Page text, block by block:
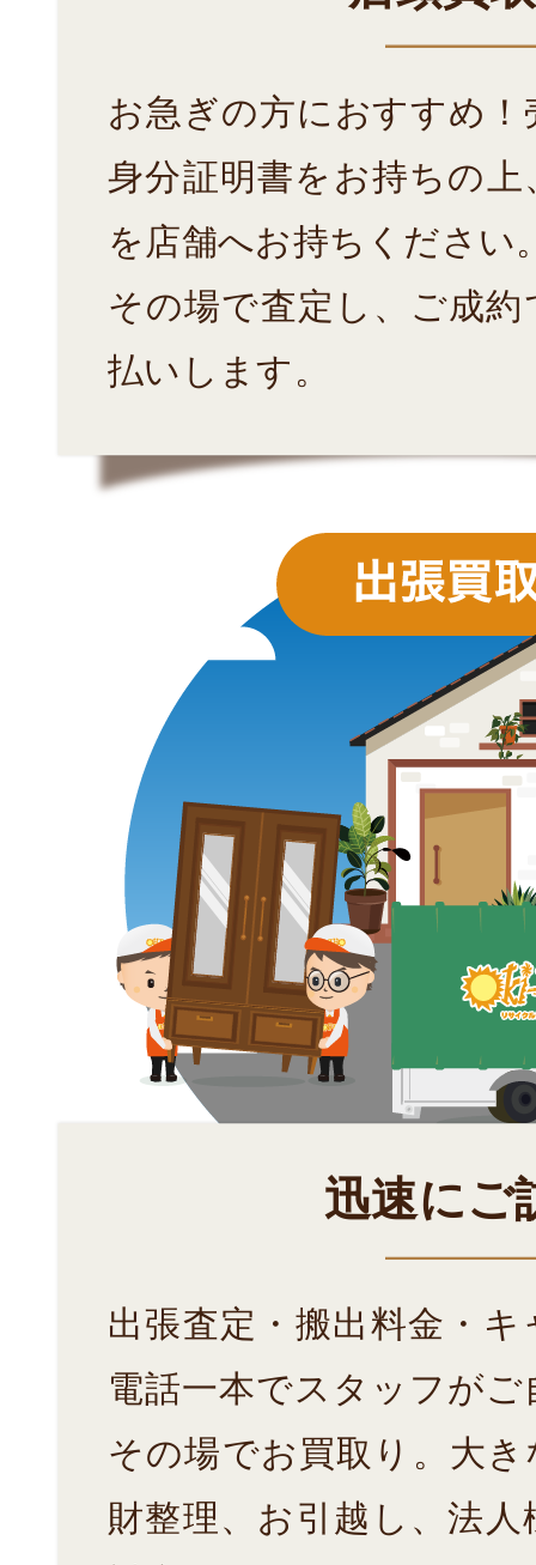
お急ぎの方におすすめ！
身分証明書をお持ちの
を店舗へお持ちください
その場で査定し、ご成
払いします。
迅速にご
出張査定・搬出料金・
電話一本でスタッフが
その場でお買取り。大
財整理、お引越し、法